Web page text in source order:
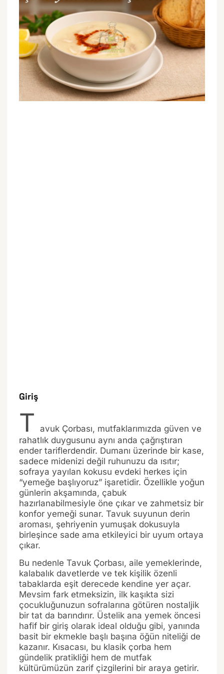
Giriş
T avuk Çorbası, mutfaklarımızda güven ve
rahatlık duygusunu aynı anda çağrıştıran
ender tariflerdendir. Dumanı üzerinde bir kase,
sadece midenizi değil ruhunuzu da ısıtır;
sofraya yayılan kokusu evdeki herkes için
“yemeğe başlıyoruz” işaretidir. Özellikle yoğun
günlerin akşamında, çabuk
hazırlanabilmesiyle öne çıkar ve zahmetsiz bir
konfor yemeği sunar. Tavuk suyunun derin
aroması, şehriyenin yumuşak dokusuyla
birleşince sade ama etkileyici bir uyum ortaya
çıkar.
Bu nedenle Tavuk Çorbası, aile yemeklerinde,
kalabalık davetlerde ve tek kişilik özenli
tabaklarda eşit derecede kendine yer açar.
Mevsim fark etmeksizin, ilk kaşıkta sizi
çocukluğunuzun sofralarına götüren nostaljik
bir tat da barındırır. Üstelik ana yemek öncesi
hafif bir giriş olarak ideal olduğu gibi, yanında
basit bir ekmekle başlı başına öğün niteliği de
kazanır. Kısacası, bu klasik çorba hem
gündelik pratikliği hem de mutfak
kültürümüzün zarif çizgilerini bir araya getirir.